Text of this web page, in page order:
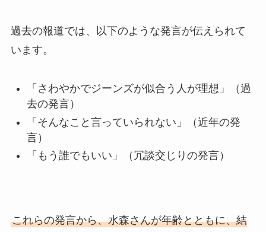
過去の報道では、以下のような発言が伝えられて
います。
「さわやかでジーンズが似合う人が理想」（過
去の発言）
「そんなこと言っていられない」（近年の発
言）
「もう誰でもいい」（冗談交じりの発言）
これらの発言から、水森さんが年齢とともに、結